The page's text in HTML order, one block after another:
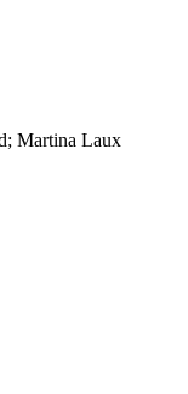
Martina Laux